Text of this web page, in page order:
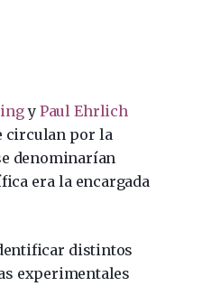
y Paul Ehrlich
circulan por la
denominarían
era la encargada
distintos
experimentales